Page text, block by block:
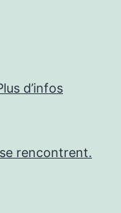
d’infos
rencontrent.